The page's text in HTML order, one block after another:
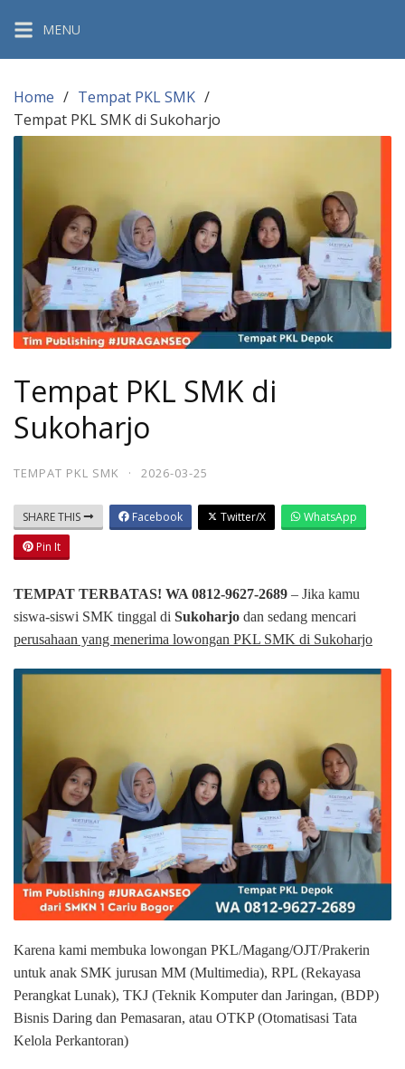
content
MENU
Home
Tempat PKL SMK
Tempat PKL SMK di Sukoharjo
Tempat PKL SMK di
Sukoharjo
TEMPAT PKL SMK · 2026-03-25
SHARE THIS Facebook Twitter/X
WhatsApp
Pin It
TEMPAT TERBATAS! WA 0812-9627-2689 – Jika kamu
siswa-siswi SMK tinggal di Sukoharjo dan sedang mencari
perusahaan yang menerima lowongan PKL SMK di Sukoharjo
Karena kami membuka lowongan PKL/Magang/OJT/Prakerin
untuk anak SMK jurusan MM (Multimedia), RPL (Rekayasa
Perangkat Lunak), TKJ (Teknik Komputer dan Jaringan, (BDP)
Bisnis Daring dan Pemasaran, atau OTKP (Otomatisasi Tata
Kelola Perkantoran)